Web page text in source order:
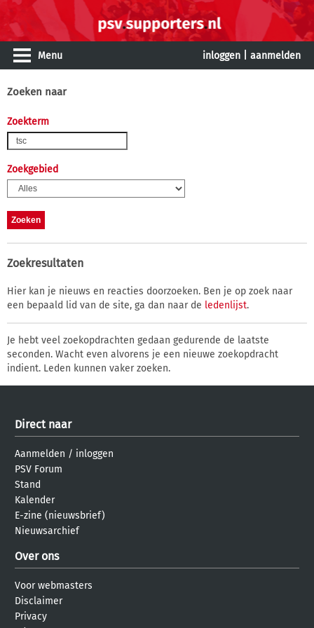
Menu inloggen aanmelden
Zoeken naar
Zoekterm
Zoekgebied
Zoekresultaten
Hier kan je nieuws en reacties doorzoeken. Ben je op zoek naar
een bepaald lid van de site, ga dan naar de ledenlijst.
Je hebt veel zoekopdrachten gedaan gedurende de laatste
seconden. Wacht even alvorens je een nieuwe zoekopdracht
indient. Leden kunnen vaker zoeken.
Direct naar
Aanmelden / inloggen
PSV Forum
Stand
Kalender
E-zine (nieuwsbrief)
Nieuwsarchief
Over ons
Voor webmasters
Disclaimer
Privacy